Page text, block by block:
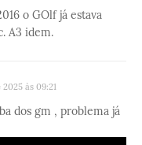
o GOlf já estava
A3 idem.
às 09:21
dos gm , problema já